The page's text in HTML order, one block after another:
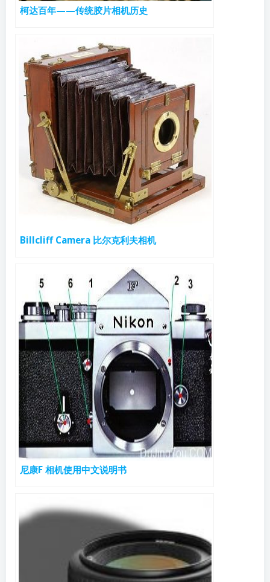
柯达百年——传统胶片相机历史
Billcliff Camera 比尔克利夫相机
尼康F 相机使用中文说明书